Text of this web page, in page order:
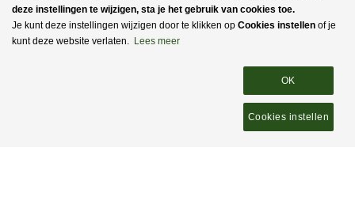
deze instellingen te wijzigen, sta je het gebruik van cookies toe.
Je kunt deze instellingen wijzigen door te klikken op Cookies instellen of je
kunt deze website verlaten. Lees meer